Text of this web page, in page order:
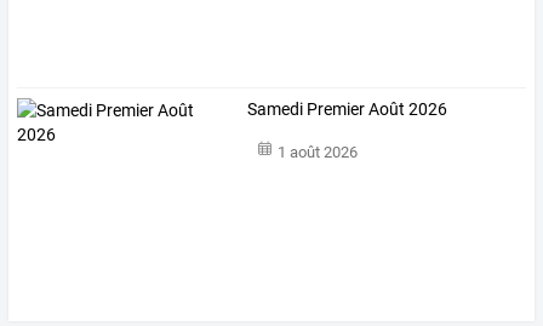
Samedi Premier Août 2026
1 août 2026